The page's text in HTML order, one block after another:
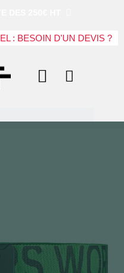
: BESOIN D'UN DEVIS ?